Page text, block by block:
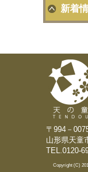
新着
〒994－
山形県天童
TEL.0120-
Copyright (C)